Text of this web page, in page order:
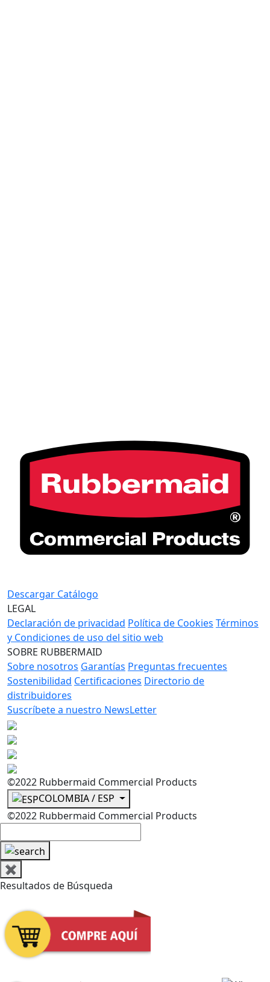
Descargar Catálogo
LEGAL
Declaración de privacidad Política de Cookies Términos
y Condiciones de uso del sitio web
SOBRE RUBBERMAID
Sobre nosotros Garantías Preguntas frecuentes
Sostenibilidad Certificaciones Directorio de
distribuidores
Suscríbete a nuestro NewsLetter
©2022 Rubbermaid Commercial Products
COLOMBIA / ESP
©2022 Rubbermaid Commercial Products
✖
Resultados de Búsqueda